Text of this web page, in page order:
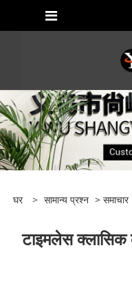
घर > सामान्य प्रश्न > समाचार
टाइमलेस क्लासिक